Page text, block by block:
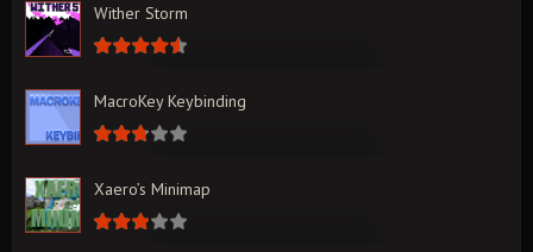
Wither Storm
MacroKey Keybinding
Xaero’s Minimap